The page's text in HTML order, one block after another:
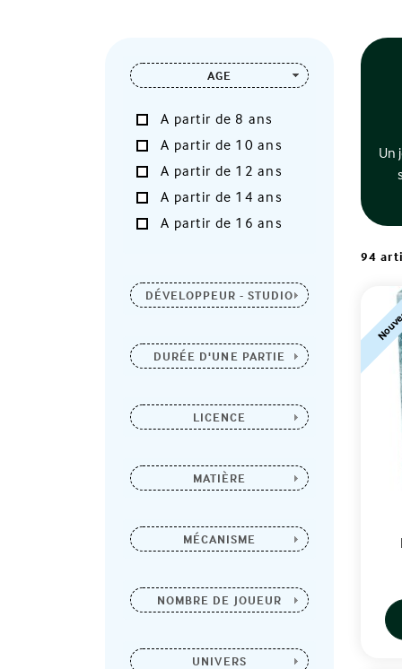
AGE
A partir de 8 ans
A partir de 10 ans
A partir de 12 ans
A partir de 14 ans
A partir de 16 ans
DÉVELOPPEUR - STUDIO
DURÉE D'UNE PARTIE
LICENCE
MATIÈRE
MÉCANISME
NOMBRE DE JOUEUR
UNIVERS
Un
94